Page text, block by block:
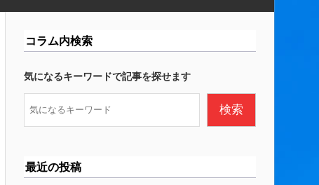
コラム内検索
気になるキーワードで記事を探せます
索
検索
最近の投稿